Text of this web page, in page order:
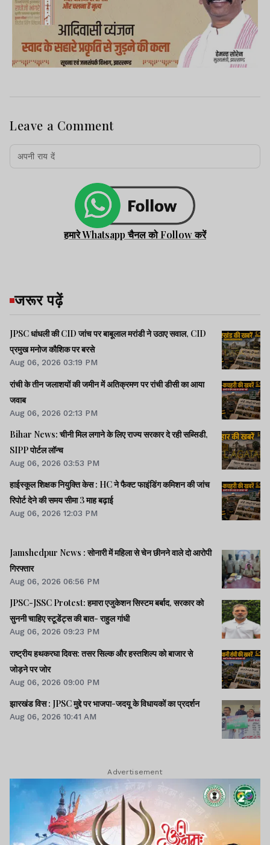
Leave a Comment
हमारे Whatsapp चैनल को Follow करें
जरूर पढ़ें
JPSC धांधली की CID जांच पर बाबूलाल मरांडी ने उठाए सवाल, CID
प्रमुख मनोज कौशिक पर बरसे
Aug 06, 2026 03:19 PM
रांची के तीन जलाशयों की जमीन में अतिक्रमण पर रांची डीसी का आया
जवाब
Aug 06, 2026 02:13 PM
Bihar News: चीनी मिल लगाने के लिए राज्य सरकार दे रही सब्सिडी,
SIPP पोर्टल लॉन्च
Aug 06, 2026 03:53 PM
हाईस्कूल शिक्षक नियुक्ति केस : HC ने फैक्ट फाइंडिंग कमिशन की जांच
रिपोर्ट देने की समय सीमा 3 माह बढ़ाई
Aug 06, 2026 12:03 PM
Jamshedpur News : सोनारी में महिला से चेन छीनने वाले दो आरोपी
गिरफ्तार
Aug 06, 2026 06:56 PM
JPSC-JSSC Protest: हमारा एजुकेशन सिस्टम बर्बाद, सरकार को
सुननी चाहिए स्टूडेंट्स की बात- राहुल गांधी
Aug 06, 2026 09:23 PM
राष्ट्रीय हथकरघा दिवस: तसर सिल्क और हस्तशिल्प को बाजार से
जोड़ने पर जोर
Aug 06, 2026 09:00 PM
झारखंड विस : JPSC मुद्दे पर भाजपा-जदयू के विधायकों का प्रदर्शन
Aug 06, 2026 10:41 AM
Advertisement